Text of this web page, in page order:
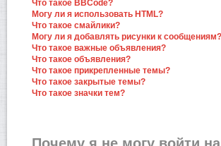
Что такое BBCode?
Могу ли я использовать HTML?
Что такое смайлики?
Могу ли я добавлять рисунки к сообщениям?
Что такое важные объявления?
Что такое объявления?
Что такое прикрепленные темы?
Что такое закрытые темы?
Что такое значки тем?